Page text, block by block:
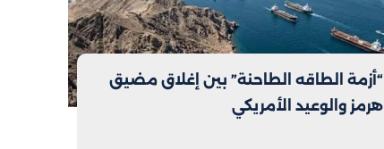
“أزمة الطاقه الطاحنة” بين إغلاق مضيق
هرمز والوعيد الأمريكي